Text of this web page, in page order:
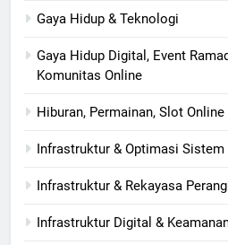
Gaya Hidup & Teknologi
Gaya Hidup Digital, Event
Komunitas Online
Hiburan, Permainan, Slot Online
Infrastruktur & Optimasi Sistem
Infrastruktur & Rekayasa
Infrastruktur Digital &